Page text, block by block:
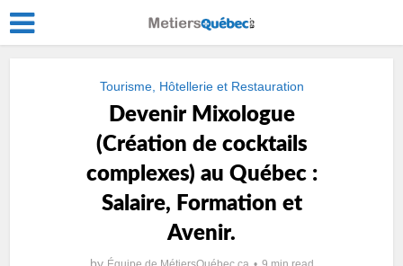
Tourisme, Hôtellerie et Restauration
Devenir Mixologue
(Création de cocktails
complexes) au Québec :
Salaire, Formation et
Avenir.